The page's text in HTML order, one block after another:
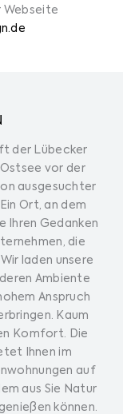
Webseite
der Lübecker
vor der
ausgesuchter
Ort, an dem
Ihren Gedanken
die
laden unsere
Ambiente
Anspruch
Kaum
Komfort. Die
Ihnen im
auf
aus Sie Natur
können.